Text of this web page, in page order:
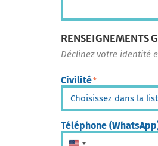
RENSEIGNEMENTS
Déclinez votre identité
Civilité*
Téléphone